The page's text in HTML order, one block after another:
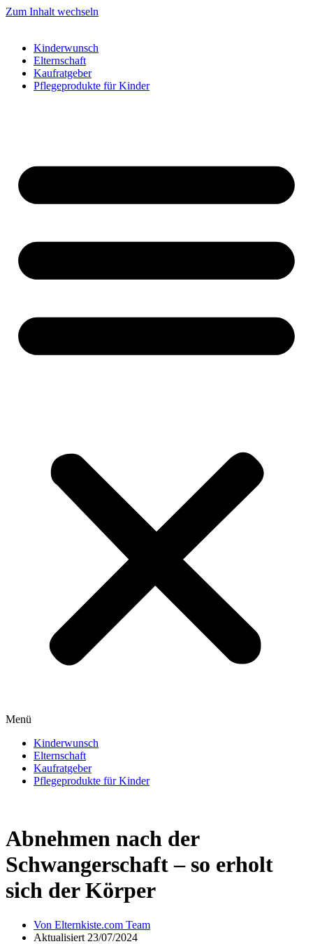
Zum Inhalt wechseln
Kinderwunsch
Elternschaft
Kaufratgeber
Pflegeprodukte für Kinder
Menü
Kinderwunsch
Elternschaft
Kaufratgeber
Pflegeprodukte für Kinder
Abnehmen nach der
Schwangerschaft – so erholt
sich der Körper
Von Elternkiste.com Team
Aktualisiert 23/07/2024